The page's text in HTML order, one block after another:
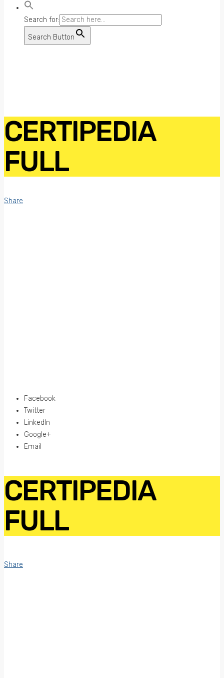
Search for:
Search Button
CERTIPEDIA
FULL
Share
Facebook
Twitter
LinkedIn
Google+
Email
CERTIPEDIA
FULL
Share